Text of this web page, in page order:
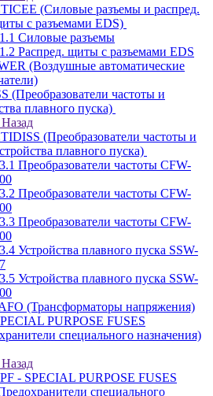
(Силовые разъемы и распред.
с разъемами EDS)
Силовые разъемы
Распред. щиты с разъемами EDS
(Воздушные автоматические
(Преобразователи частоты и
плавного пуска)
Назад
(Преобразователи частоты и
плавного пуска)
Преобразователи частоты CFW-
Преобразователи частоты CFW-
Преобразователи частоты CFW-
Устройства плавного пуска SSW-
Устройства плавного пуска SSW-
(Трансформаторы напряжения)
PURPOSE FUSES
специального назначения)
Назад
- SPECIAL PURPOSE FUSES
специального